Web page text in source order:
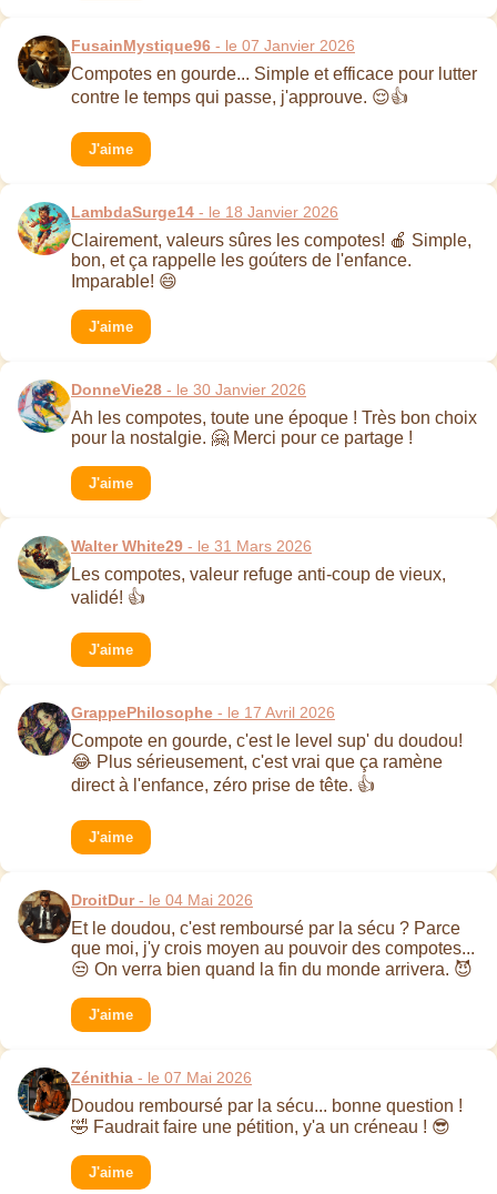
FusainMystique96 - le 07 Janvier 2026
Compotes en gourde... Simple et efficace pour lutter
contre le temps qui passe, j'approuve. 😌👍
J'aime
LambdaSurge14 - le 18 Janvier 2026
Clairement, valeurs sûres les compotes! 🍎 Simple,
bon, et ça rappelle les goúters de l'enfance.
Imparable! 😄
J'aime
DonneVie28 - le 30 Janvier 2026
Ah les compotes, toute une époque ! Très bon choix
pour la nostalgie. 🤗 Merci pour ce partage !
J'aime
Walter White29 - le 31 Mars 2026
Les compotes, valeur refuge anti-coup de vieux,
validé! 👍
J'aime
GrappePhilosophe - le 17 Avril 2026
Compote en gourde, c'est le level sup' du doudou!
😂 Plus sérieusement, c'est vrai que ça ramène
direct à l'enfance, zéro prise de tête. 👍
J'aime
DroitDur- le 04 Mai 2026
Et le doudou, c'est remboursé par la sécu ? Parce
que moi, j'y crois moyen au pouvoir des compotes...
😒 On verra bien quand la fin du monde arrivera. 😈
J'aime
Zénithia - le 07 Mai 2026
Doudou remboursé par la sécu... bonne question !
🤣 Faudrait faire une pétition, y'a un créneau ! 😎
J'aime